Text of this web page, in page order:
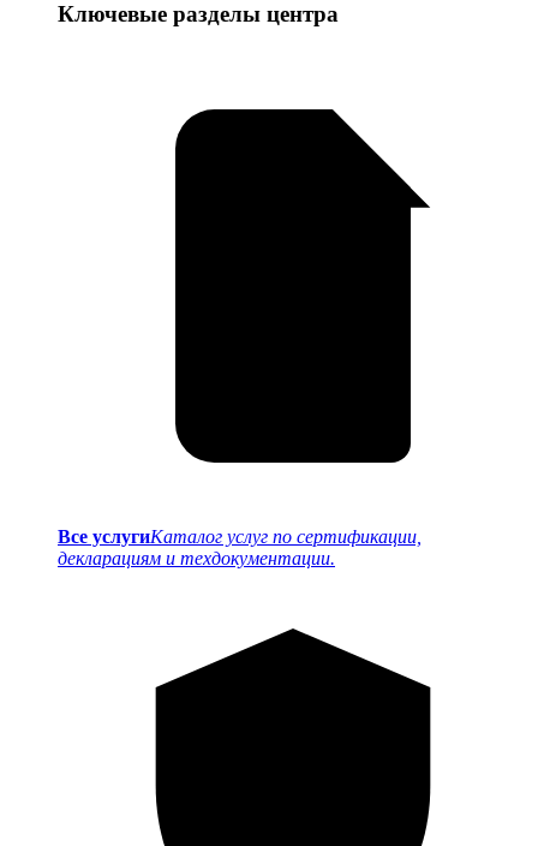
Ключевые разделы центра
Все услугиКаталог услуг по сертификации,
декларациям и техдокументации.